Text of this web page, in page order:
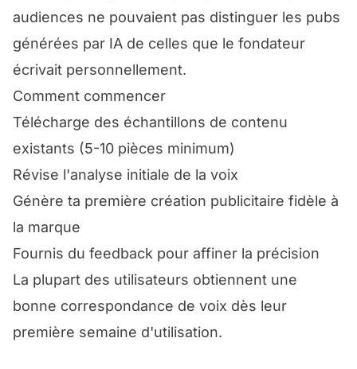
audiences ne pouvaient pas distinguer les pubs
générées par IA de celles que le fondateur
écrivait personnellement.
Comment commencer
Télécharge des échantillons de contenu
existants (5-10 pièces minimum)
Révise l'analyse initiale de la voix
Génère ta première création publicitaire fidèle à
la marque
Fournis du feedback pour affiner la précision
La plupart des utilisateurs obtiennent une
bonne correspondance de voix dès leur
première semaine d'utilisation.